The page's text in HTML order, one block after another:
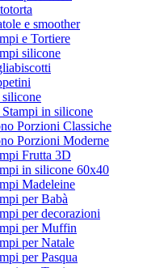
e smoother
e Tortiere
silicone
in silicone
Porzioni Classiche
Porzioni Moderne
Frutta 3D
in silicone 60x40
Madeleine
per Babà
per decorazioni
per Muffin
per Natale
per Pasqua